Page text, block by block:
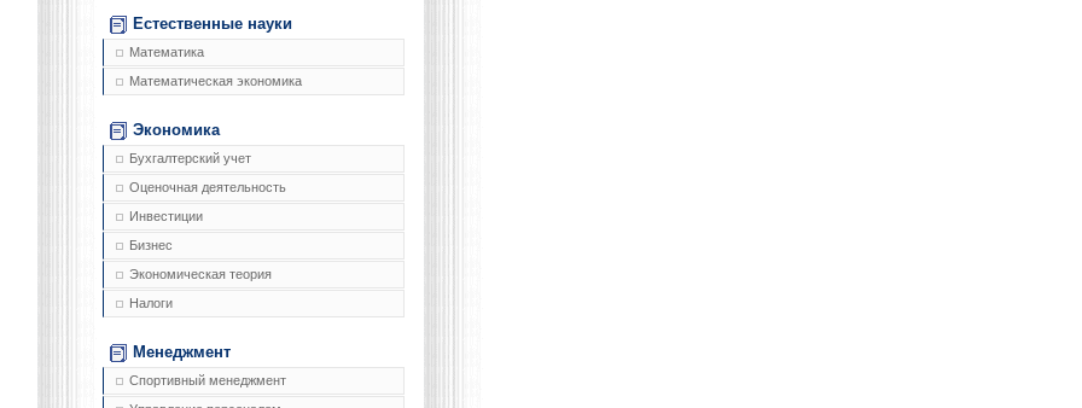
Естественные науки
Математика
Математическая экономика
Экономика
Бухгалтерский учет
Оценочная деятельность
Инвестиции
Бизнес
Экономическая теория
Налоги
Менеджмент
Спортивный менеджмент